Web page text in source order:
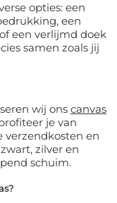
opties: een
een
een verlijmd doek
samen zoals jij
wij ons canvas
je van
verzendkosten en
zilver en
schuim.